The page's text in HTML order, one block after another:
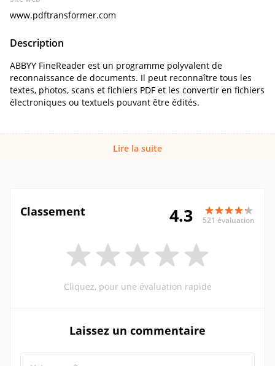
www.pdftransformer.com
Description
ABBYY FineReader est un programme polyvalent de
reconnaissance de documents. Il peut reconnaître tous les
textes, photos, scans et fichiers PDF et les convertir en fichiers
électroniques ou textuels pouvant être édités.
Lire la suite
Classement 4.3 521 évaluation
Cliquez, pour une évaluation rapide
Laissez un commentaire